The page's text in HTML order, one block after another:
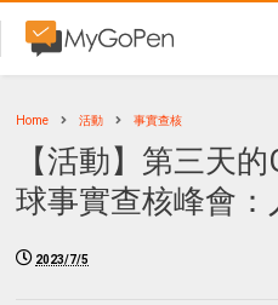
Home 活動 事實查核
【活動】第三天
球事實查核峰會
2023/7/5